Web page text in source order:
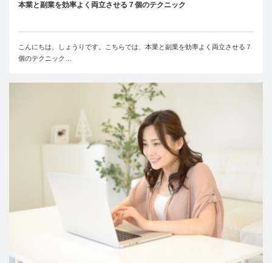
本業と副業を効率よく両立させる７個のテクニック
こんにちは、しょうりです。こちらでは、本業と副業を効率よく両立させる７
個のテクニック…